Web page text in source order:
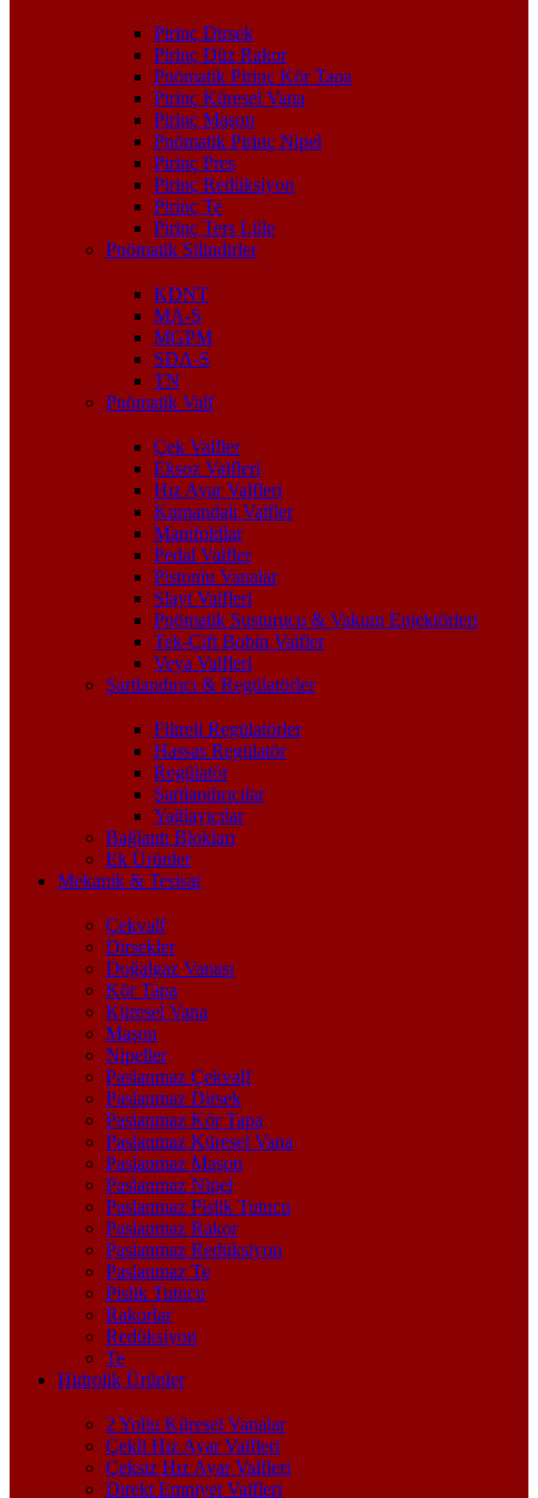
Pirinç Dirsek
Pirinç Düz Rakor
Pnömatik Pirinç Kör Tapa
Pirinç Küresel Vana
Pirinç Maşon
Pnömatik Pirinç Nipel
Pirinç Pres
Pirinç Redüksiyon
Pirinç Te
Pirinç Ters Lüle
Pnömatik Silindirler
KDNT
MA-S
MGPM
SDA-S
TN
Pnömatik Valf
Çek Valfler
Eksoz Valfleri
Hız Ayar Valfleri
Kumandalı Valfler
Manifoldlar
Pedal Valfler
Pistonlu Vanalar
Slayt Valfleri
Pnömatik Susturucu & Vakum Enjektörleri
Tek-Çift Bobin Valfler
Veya Valfleri
Şartlandırıcı & Regülatörler
Filtreli Regülatörler
Hassas Regülatör
Regülatör
Şartlandırıcılar
Yağlayıcılar
Bağlantı Blokları
Ek Ürünler
Mekanik & Tesisat
Çekvalf
Dirsekler
Doğalgaz Vanası
Kör Tapa
Küresel Vana
Maşon
Nipeller
Paslanmaz Çekvalf
Paslanmaz Dirsek
Paslanmaz Kör Tapa
Paslanmaz Küresel Vana
Paslanmaz Maşon
Paslanmaz Nipel
Paslanmaz Pislik Tutucu
Paslanmaz Rakor
Paslanmaz Redüksiyon
Paslanmaz Te
Pislik Tutucu
Rakorlar
Redüksiyon
Te
Hidrolik Ürünler
2 Yollu Küresel Vanalar
Çekli Hız Ayar Valfleri
Çeksiz Hız Ayar Valfleri
Direkt Emniyet Valfleri